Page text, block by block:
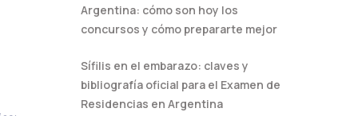
Argentina: cómo son hoy los
concursos y cómo prepararte mejor
Sífilis en el embarazo: claves y
bibliografía oficial para el Examen de
Residencias en Argentina